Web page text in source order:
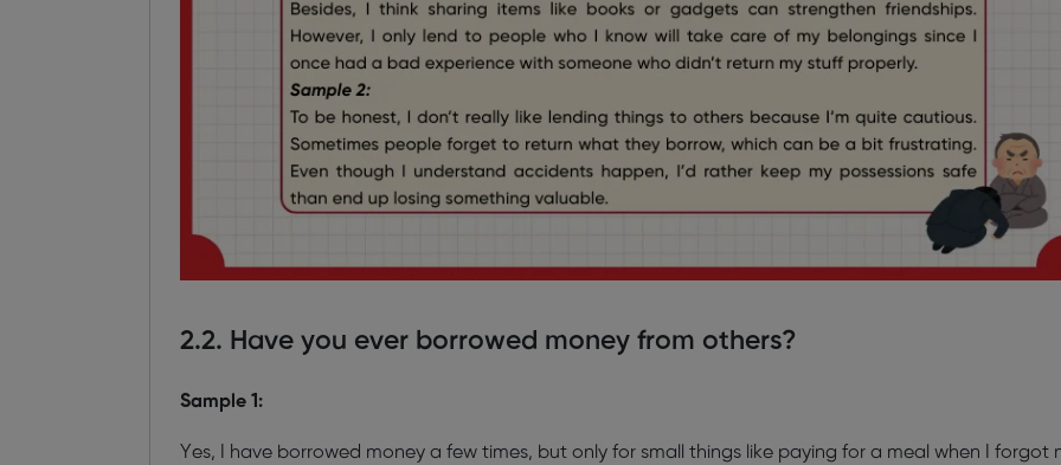
2.2. Have you ever borrowed money from others?
Sample 1:
Yes, I have borrowed money a few times, but only for small things like paying for a meal when I forgot